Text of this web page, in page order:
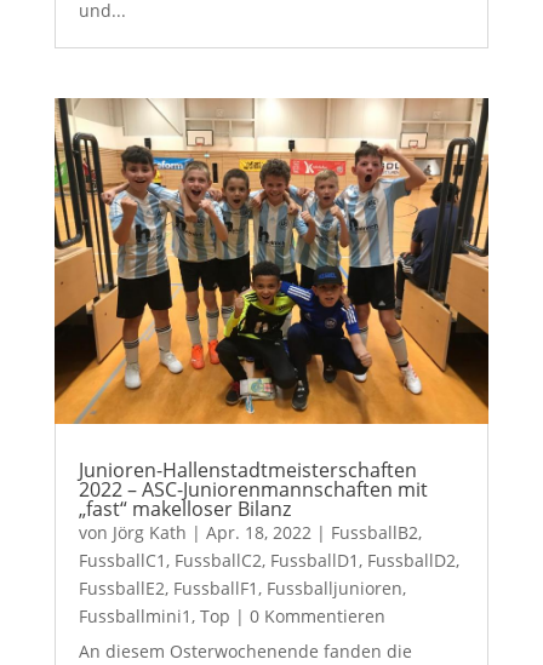
und...
Junioren-Hallenstadtmeisterschaften
2022 – ASC-Juniorenmannschaften mit
„fast“ makelloser Bilanz
von Jörg Kath | Apr. 18, 2022| FussballB2,
FussballC1, FussballC2, FussballD1, FussballD2,
FussballE2, FussballF1, Fussballjunioren,
Fussballmini1, Top | 0 Kommentieren
An diesem Osterwochenende fanden die